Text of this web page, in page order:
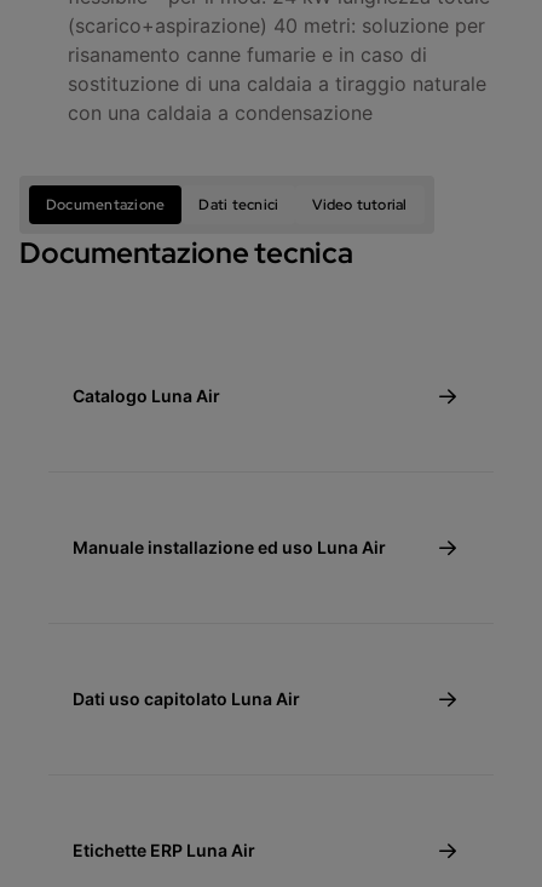
(scarico+aspirazione) 40 metri: soluzione per
risanamento canne fumarie e in caso di
sostituzione di una caldaia a tiraggio naturale
con una caldaia a condensazione
Documentazione Dati tecnici Video tutorial
Documentazione tecnica
Catalogo Luna Air
Manuale installazione ed uso Luna Air
Dati uso capitolato Luna Air
Etichette ERP Luna Air